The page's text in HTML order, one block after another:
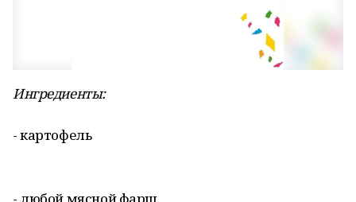
Ингредиенты:
- картофель